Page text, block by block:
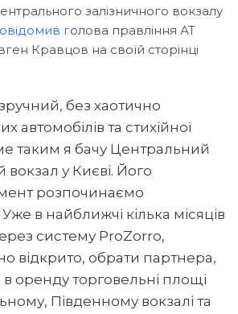
залізничного вокзалу
голова правління АТ
Кравцов на своїй сторінці
без хаотично
автомобілів та стихійної
таким я бачу Центральний
вокзал у Києві. Його
розпочинаємо
в найближчі кілька місяців
систему ProZorro,
відкрито, обрати партнера,
в оренду торговельні площі
Південному вокзалі та